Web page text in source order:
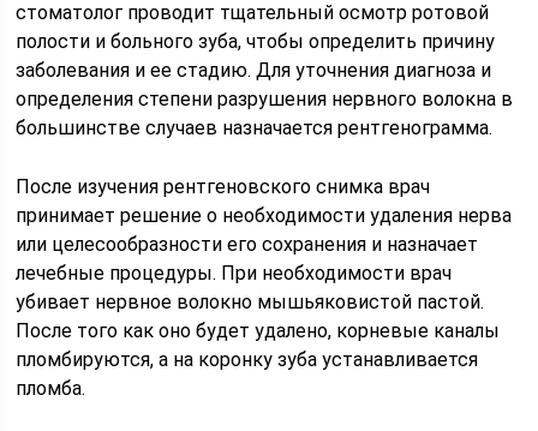
стоматолог проводит тщательный осмотр ротовой
полости и больного зуба, чтобы определить причину
заболевания и ее стадию. Для уточнения диагноза и
определения степени разрушения нервного волокна в
большинстве случаев назначается рентгенограмма.
После изучения рентгеновского снимка врач
принимает решение о необходимости удаления нерва
или целесообразности его сохранения и назначает
лечебные процедуры. При необходимости врач
убивает нервное волокно мышьяковистой пастой.
После того как оно будет удалено, корневые каналы
пломбируются, а на коронку зуба устанавливается
пломба.